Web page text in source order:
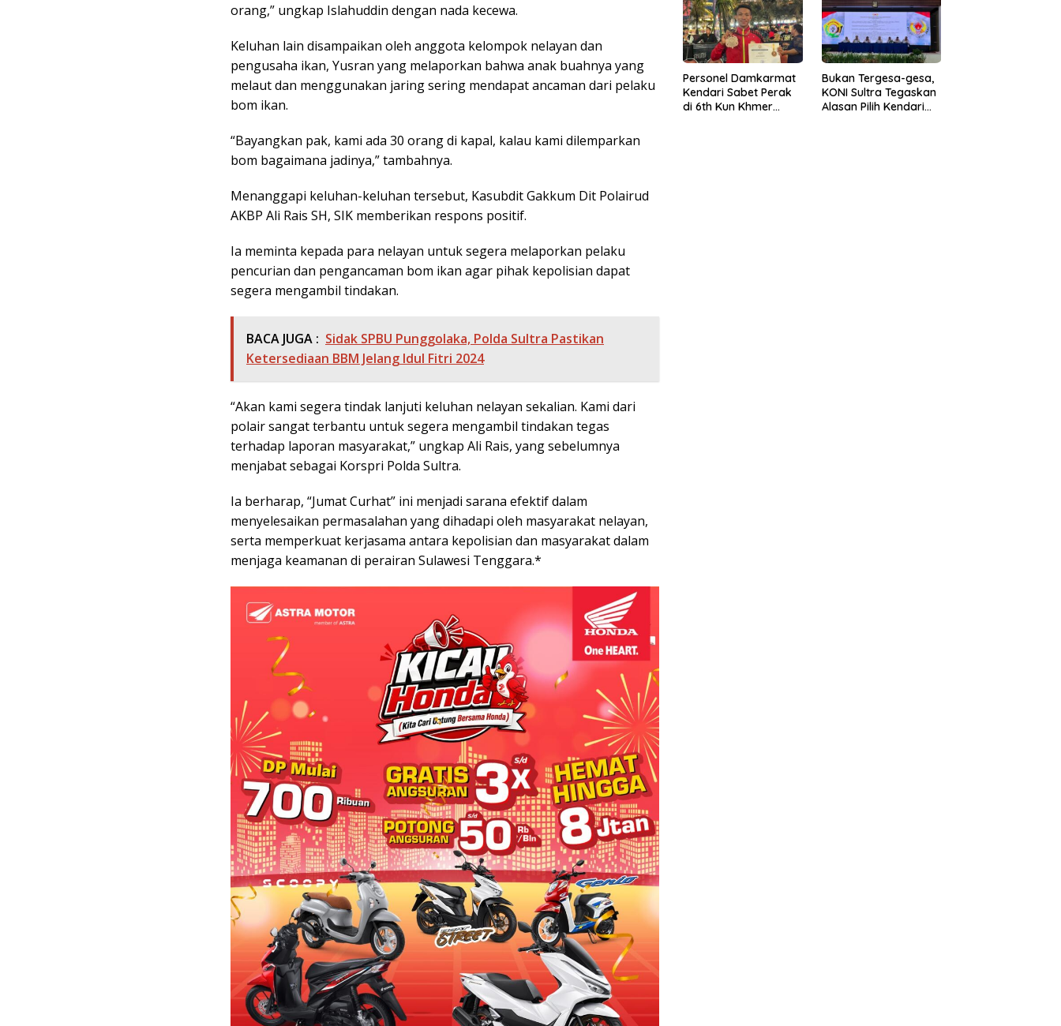
orang,” ungkap Islahuddin dengan nada kecewa.
Keluhan lain disampaikan oleh anggota kelompok nelayan dan
pengusaha ikan, Yusran yang melaporkan bahwa anak buahnya yang
melaut dan menggunakan jaring sering mendapat ancaman dari pelaku
bom ikan.
“Bayangkan pak, kami ada 30 orang di kapal, kalau kami dilemparkan
bom bagaimana jadinya,” tambahnya.
Menanggapi keluhan-keluhan tersebut, Kasubdit Gakkum Dit Polairud
AKBP Ali Rais SH, SIK memberikan respons positif.
Ia meminta kepada para nelayan untuk segera melaporkan pelaku
pencurian dan pengancaman bom ikan agar pihak kepolisian dapat
segera mengambil tindakan.
BACA JUGA : Sidak SPBU Punggolaka, Polda Sultra Pastikan
Ketersediaan BBM Jelang Idul Fitri 2024
“Akan kami segera tindak lanjuti keluhan nelayan sekalian. Kami dari
polair sangat terbantu untuk segera mengambil tindakan tegas
terhadap laporan masyarakat,” ungkap Ali Rais, yang sebelumnya
menjabat sebagai Korspri Polda Sultra.
Ia berharap, “Jumat Curhat” ini menjadi sarana efektif dalam
menyelesaikan permasalahan yang dihadapi oleh masyarakat nelayan,
serta memperkuat kerjasama antara kepolisian dan masyarakat dalam
menjaga keamanan di perairan Sulawesi Tenggara.*
Personel Damkarmat
Kendari Sabet Perak
di 6th Kun Khmer
Bukan Tergesa-gesa,
KONI Sultra Tegaskan
Alasan Pilih Kendari